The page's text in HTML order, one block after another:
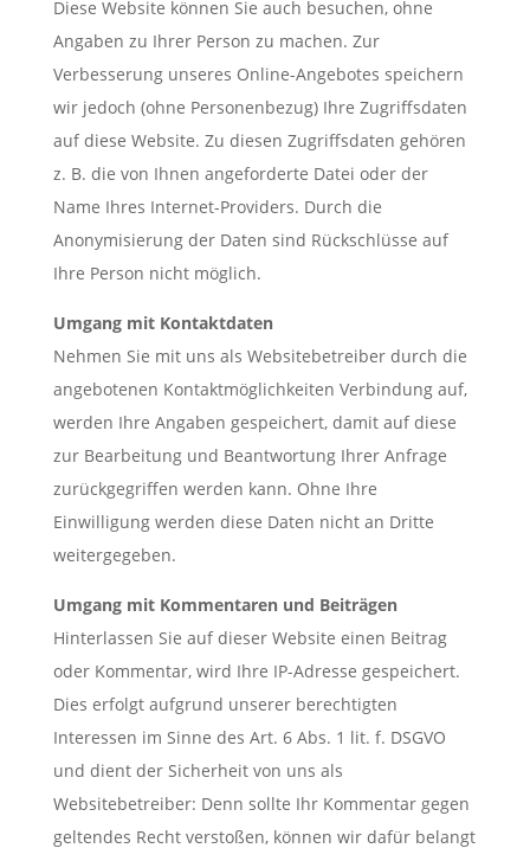
Diese Website können Sie auch besuchen, ohne
Angaben zu Ihrer Person zu machen. Zur
Verbesserung unseres Online-Angebotes speichern
wir jedoch (ohne Personenbezug) Ihre Zugriffsdaten
auf diese Website. Zu diesen Zugriffsdaten gehören
z. B. die von Ihnen angeforderte Datei oder der
Name Ihres Internet-Providers. Durch die
Anonymisierung der Daten sind Rückschlüsse auf
Ihre Person nicht möglich.
Umgang mit Kontaktdaten
Nehmen Sie mit uns als Websitebetreiber durch die
angebotenen Kontaktmöglichkeiten Verbindung auf,
werden Ihre Angaben gespeichert, damit auf diese
zur Bearbeitung und Beantwortung Ihrer Anfrage
zurückgegriffen werden kann. Ohne Ihre
Einwilligung werden diese Daten nicht an Dritte
weitergegeben.
Umgang mit Kommentaren und Beiträgen
Hinterlassen Sie auf dieser Website einen Beitrag
oder Kommentar, wird Ihre IP-Adresse gespeichert.
Dies erfolgt aufgrund unserer berechtigten
Interessen im Sinne des Art. 6 Abs. 1 lit. f. DSGVO
und dient der Sicherheit von uns als
Websitebetreiber: Denn sollte Ihr Kommentar gegen
geltendes Recht verstoßen, können wir dafür belangt